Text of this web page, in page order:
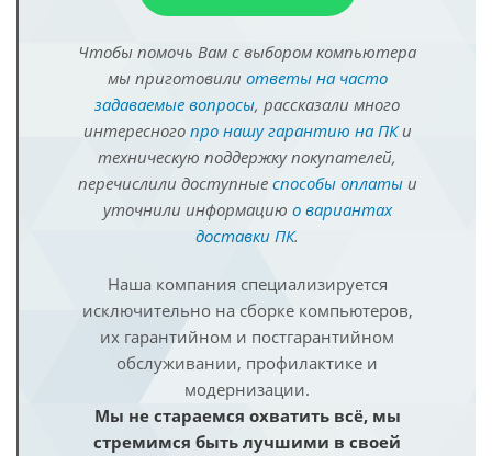
Чтобы помочь Вам с выбором компьютера
мы приготовили ответы на часто
задаваемые вопросы, рассказали много
интересного про нашу гарантию на ПКи
техническую поддержку покупателей,
перечислили доступные способы оплатыи
уточнили информацию о вариантах
доставки ПК.
Наша компания специализируется
исключительно на сборке компьютеров,
их гарантийном и постгарантийном
обслуживании, профилактике и
модернизации.
Мы не стараемся охватить всё, мы
стремимся быть лучшими в своей